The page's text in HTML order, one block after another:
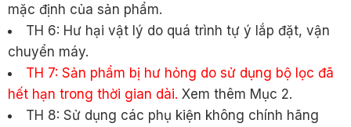
mặc định của sản phẩm.
TH 6: Hư hại vật lý do quá trình tự ý lắp đặt, vận
chuyển máy.
TH 7: Sản phẩm bị hư hỏng do sử dụng bộ lọc đã
hết hạn trong thời gian dài. Xem thêm Mục 2.
TH 8: Sử dụng các phụ kiện không chính hãng